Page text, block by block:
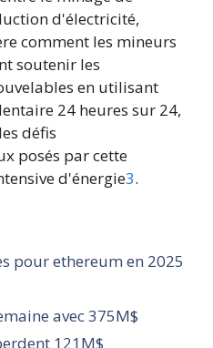
d'électricité,
comment les mineurs
soutenir les
en utilisant
24 heures sur 24,
défis
posés par cette
d'énergie3.
pour ethereum en 2025
avec 375M$
121M$